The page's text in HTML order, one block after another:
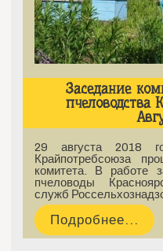
Заседание
пчеловодства
29 августа 2018
Крайпотребсоюза
комитета. В работе
пчеловоды
служб
Подробнее...